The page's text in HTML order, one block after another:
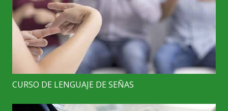
CURSO DE LENGUAJE DE SEÑAS